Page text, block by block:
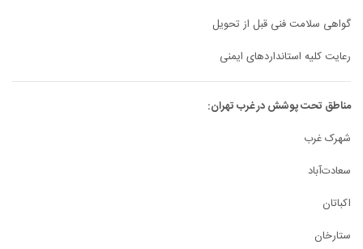
گواهی سلامت فنی قبل از تحویل
رعایت کلیه استانداردهای ایمنی
مناطق تحت پوشش در غرب تهران:
شهرک غرب
سعادت‌آباد
اکباتان
ستارخان